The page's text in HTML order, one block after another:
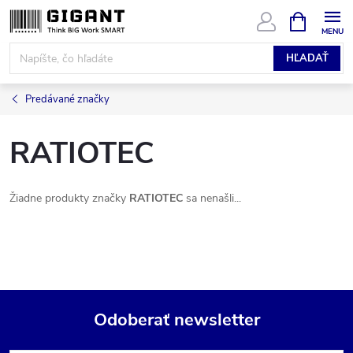
Prejsť
na
obsah
HĽADAŤ
KOŠÍK
Predávané značky
RATIOTEC
Žiadne produkty značky RATIOTEC sa nenašli...
Odoberať newsletter